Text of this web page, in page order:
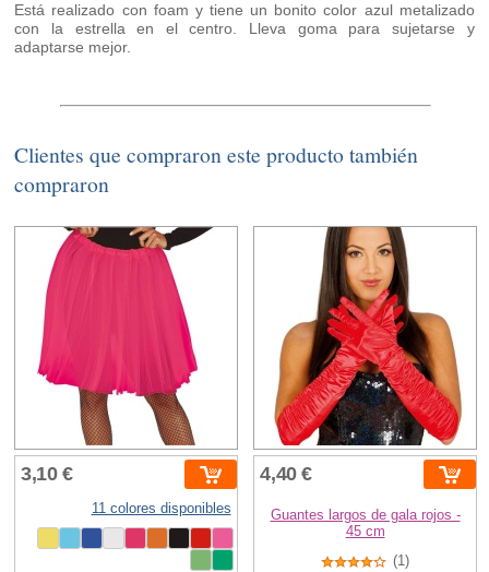
Está realizado con foam y tiene un bonito color azul metalizado
con la estrella en el centro. Lleva goma para sujetarse y
adaptarse mejor.
Clientes que compraron este producto también
compraron
3,10 €
11 colores disponibles
4,40 €
Guantes largos de gala rojos -
45 cm
(1)